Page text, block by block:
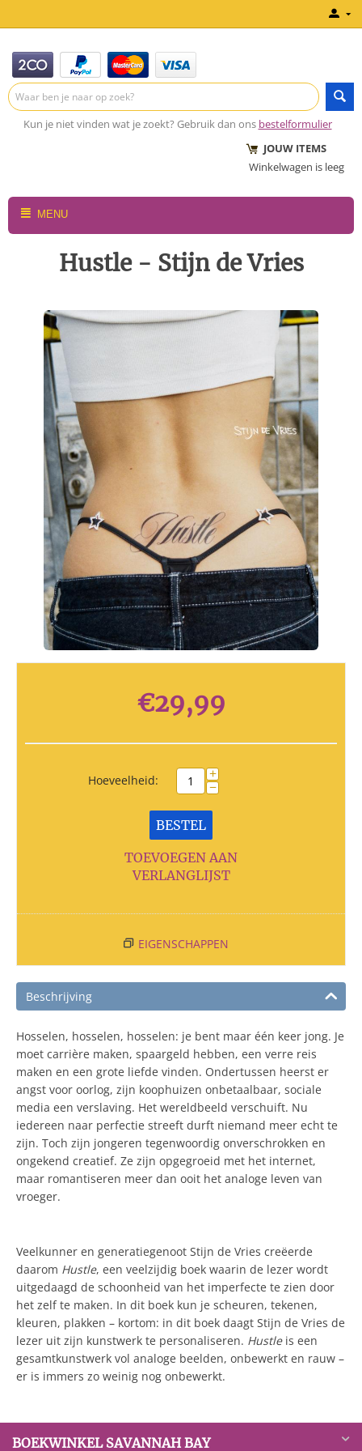
Kun je niet vinden wat je zoekt? Gebruik dan ons bestelformulier
JOUW ITEMS
Winkelwagen is leeg
MENU
Hustle - Stijn de Vries
€29,99
Hoeveelheid: +
−
BESTEL
TOEVOEGEN AAN
VERLANGLIJST
EIGENSCHAPPEN
Beschrijving
Hosselen, hosselen, hosselen: je bent maar één keer jong. Je
moet carrière maken, spaargeld hebben, een verre reis
maken en een grote liefde vinden. Ondertussen heerst er
angst voor oorlog, zijn koophuizen onbetaalbaar, sociale
media een verslaving. Het wereldbeeld verschuift. Nu
iedereen naar perfectie streeft durft niemand meer echt te
zijn. Toch zijn jongeren tegenwoordig onverschrokken en
ongekend creatief. Ze zijn opgegroeid met het internet,
maar romantiseren meer dan ooit het analoge leven van
vroeger.
Veelkunner en generatiegenoot Stijn de Vries creëerde
daarom Hustle, een veelzijdig boek waarin de lezer wordt
uitgedaagd de schoonheid van het imperfecte te zien door
het zelf te maken. In dit boek kun je scheuren, tekenen,
kleuren, plakken – kortom: in dit boek daagt Stijn de Vries de
lezer uit zijn kunstwerk te personaliseren. Hustle is een
gesamtkunstwerk vol analoge beelden, onbewerkt en rauw –
er is immers zo weinig nog onbewerkt.
BOEKWINKEL SAVANNAH BAY